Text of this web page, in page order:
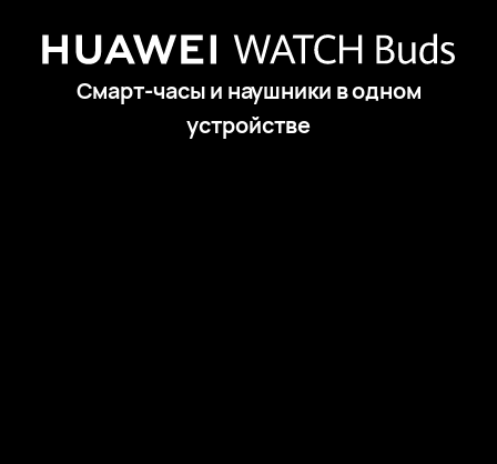
Смарт-часы и наушники в одном
устройстве